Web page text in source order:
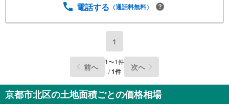
電話する （通話料無料）
1
前へ 1〜1件
/1件 次へ
京都市北区の土地面積ごとの価格相場